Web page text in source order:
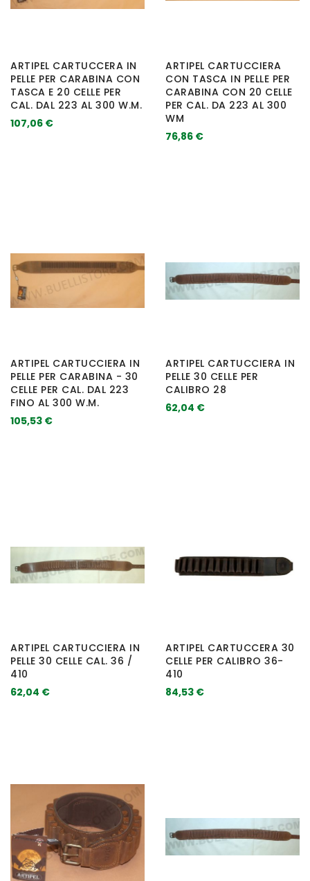
ARTIPEL CARTUCCERA IN
PELLE PER CARABINA CON
TASCA E 20 CELLE PER
CAL. DAL 223 AL 300 W.M.
107,06 €
ARTIPEL CARTUCCIERA
CON TASCA IN PELLE PER
CARABINA CON 20 CELLE
PER CAL. DA 223 AL 300
WM
76,86 €
ARTIPEL CARTUCCIERA IN
PELLE PER CARABINA - 30
CELLE PER CAL. DAL 223
FINO AL 300 W.M.
105,53 €
ARTIPEL CARTUCCIERA IN
PELLE 30 CELLE PER
CALIBRO 28
62,04 €
ARTIPEL CARTUCCIERA IN
PELLE 30 CELLE CAL. 36 /
410
62,04 €
ARTIPEL CARTUCCERA 30
CELLE PER CALIBRO 36-
410
84,53 €